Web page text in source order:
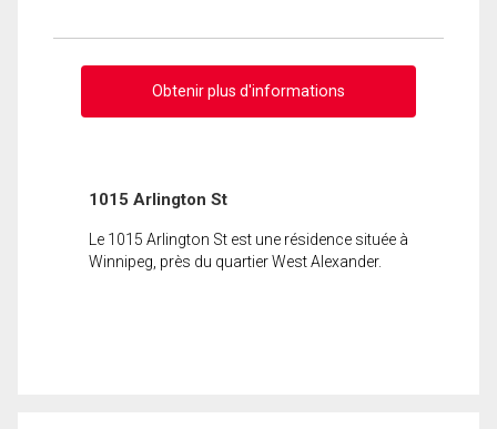
Obtenir plus d'informations
1015 Arlington St
Le 1015 Arlington St est une résidence située à
Winnipeg, près du quartier West Alexander.